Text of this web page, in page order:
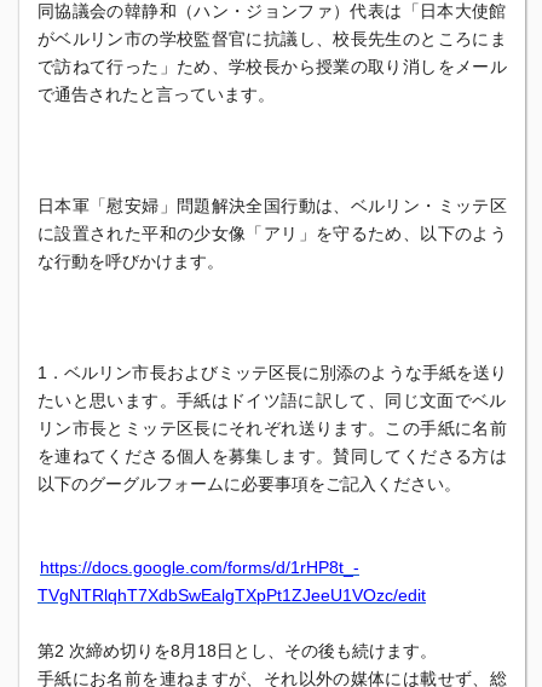
同協議会の韓静和（ハン・ ジョンファ）代表は「 日本大使館
がベルリン市の学校監督官に抗議し、校長先生のところにま
で訪ねて行った」ため、学校長から授業の取り消しをメール
で通告されたと言っています。
日本軍「慰安婦」問題解決全国行動は、ベルリン・ ミッテ区
に設置された平和の少女像「アリ」を守るため、
以下のよう
な行動を呼びかけます。
1．ベルリン市長およびミッテ区長に別添のような手紙を送り
たいと思います。手紙はドイツ語に訳して、 同じ文面でベル
リン市長とミッテ区長にそれぞれ送ります。 この手紙に名前
を連ねてくださる個人を募集します。賛同してくださる方は
以下のグーグルフォームに必要事項をご記入 ください。
https://docs.google.com/forms/d/1rHP8t_-
TVgNTRlqhT7XdbSwEalgTXpPt1ZJeeU1VOzc/edit
第2 次締め切りを8月18日とし、その後も続けます。
手紙にお名前を連ねますが、それ以外の媒体には載せず、 総